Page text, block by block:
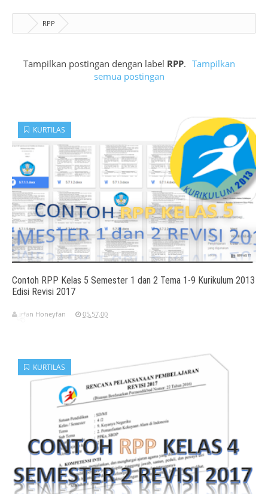
RPP
Tampilkan postingan dengan label RPP. Tampilkan
semua postingan
Contoh RPP Kelas 5 Semester 1 dan 2 Tema 1-9 Kurikulum 2013
Edisi Revisi 2017
KURTILAS
irfan Honeyfan 05.57.00
KURTILAS